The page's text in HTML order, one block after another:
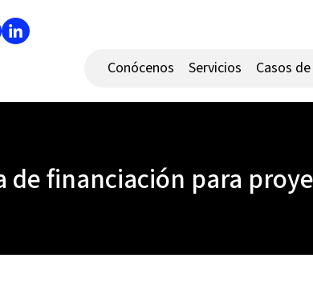
Conócenos Servicios Casos
financiación para